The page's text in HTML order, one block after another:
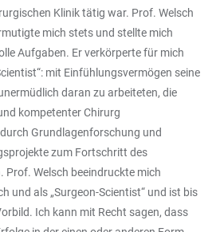
Klinik tätig war. Prof. Welsch
mich stets und stellte mich
Aufgaben. Er verkörperte für mich
mit Einfühlungsvermögen seine
daran zu arbeiteten, die
kompetenter Chirurg
Grundlagenforschung und
zum Fortschritt des
Prof. Welsch beeindruckte mich
und als „Surgeon-Scientist“ und ist bis
Ich kann mit Recht sagen, dass